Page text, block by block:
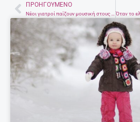
Prev
ΠΡΟΗΓΟΎΜΕΝΟ